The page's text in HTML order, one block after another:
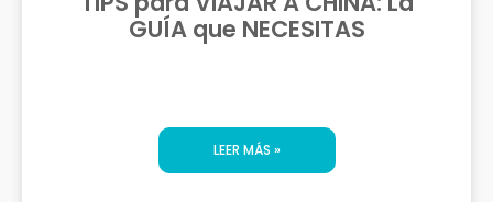
GUÍA que NECESITAS
LEER MÁS »